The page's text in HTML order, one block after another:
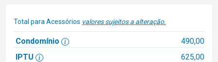
Total para Acessórios valores sujeitos a alteração.
Condomínio
490,00
IPTU
625,00